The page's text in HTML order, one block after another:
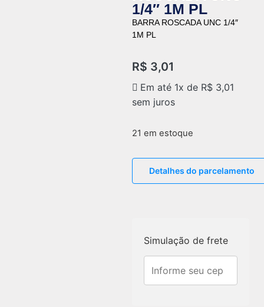
1/4″ 1M PL
BARRA ROSCADA UNC 1/4″
1M PL
R$ 3,01
Em até 1x de R$ 3,01
sem juros
21 em estoque
Detalhes do parcelamento
Simulação de frete